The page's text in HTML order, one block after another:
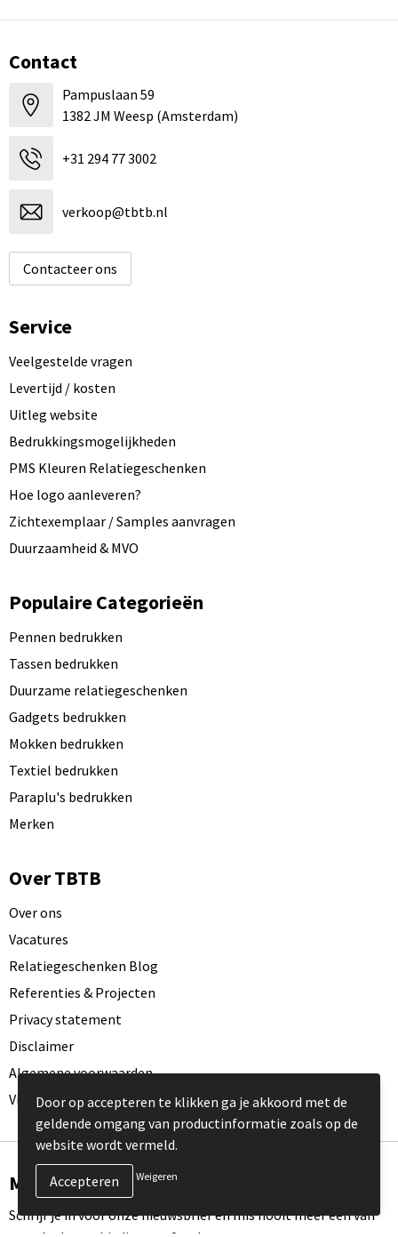
Contact
Pampuslaan 59
1382 JM Weesp (Amsterdam)
+31 294 77 3002
verkoop@tbtb.nl
Contacteer ons
Service
Veelgestelde vragen
Levertijd / kosten
Uitleg website
Bedrukkingsmogelijkheden
PMS Kleuren Relatiegeschenken
Hoe logo aanleveren?
Zichtexemplaar / Samples aanvragen
Duurzaamheid & MVO
Populaire Categorieën
Pennen bedrukken
Tassen bedrukken
Duurzame relatiegeschenken
Gadgets bedrukken
Mokken bedrukken
Textiel bedrukken
Paraplu's bedrukken
Merken
Over TBTB
Over ons
Vacatures
Relatiegeschenken Blog
Referenties & Projecten
Privacy statement
Disclaimer
Algemene voorwaarden
Visit our EU website
Meld je aan voor onze nieuwsbrief
Schrijf je in voor onze nieuwsbrief en mis nooit meer één van
Door op accepteren te klikken ga je akkoord met de
geldende omgang van productinformatie zoals op de
website wordt vermeld.
Weigeren